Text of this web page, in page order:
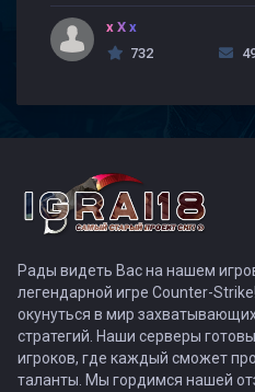
x X x
732
Рады видеть Вас на нашем
легендарной игре Counter-
окунуться в мир
стратегий. Наши серверы
игроков, где каждый сможет
таланты. Мы гордимся нашей